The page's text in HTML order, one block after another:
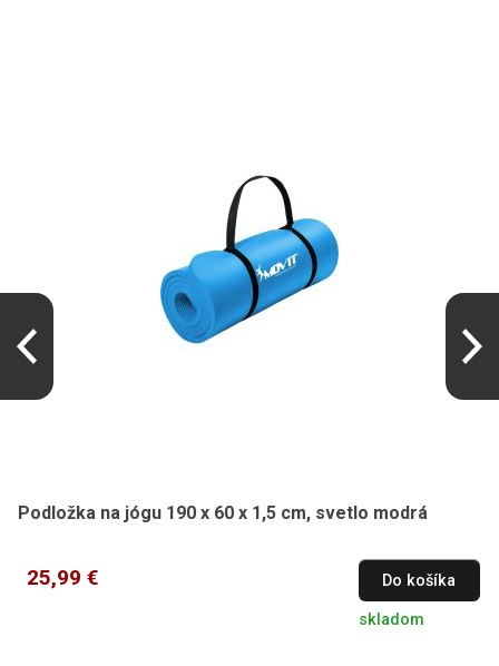
Podložka na jógu 190 x 60 x 1,5 cm, svetlo modrá
25,99 € Do košíka
skladom